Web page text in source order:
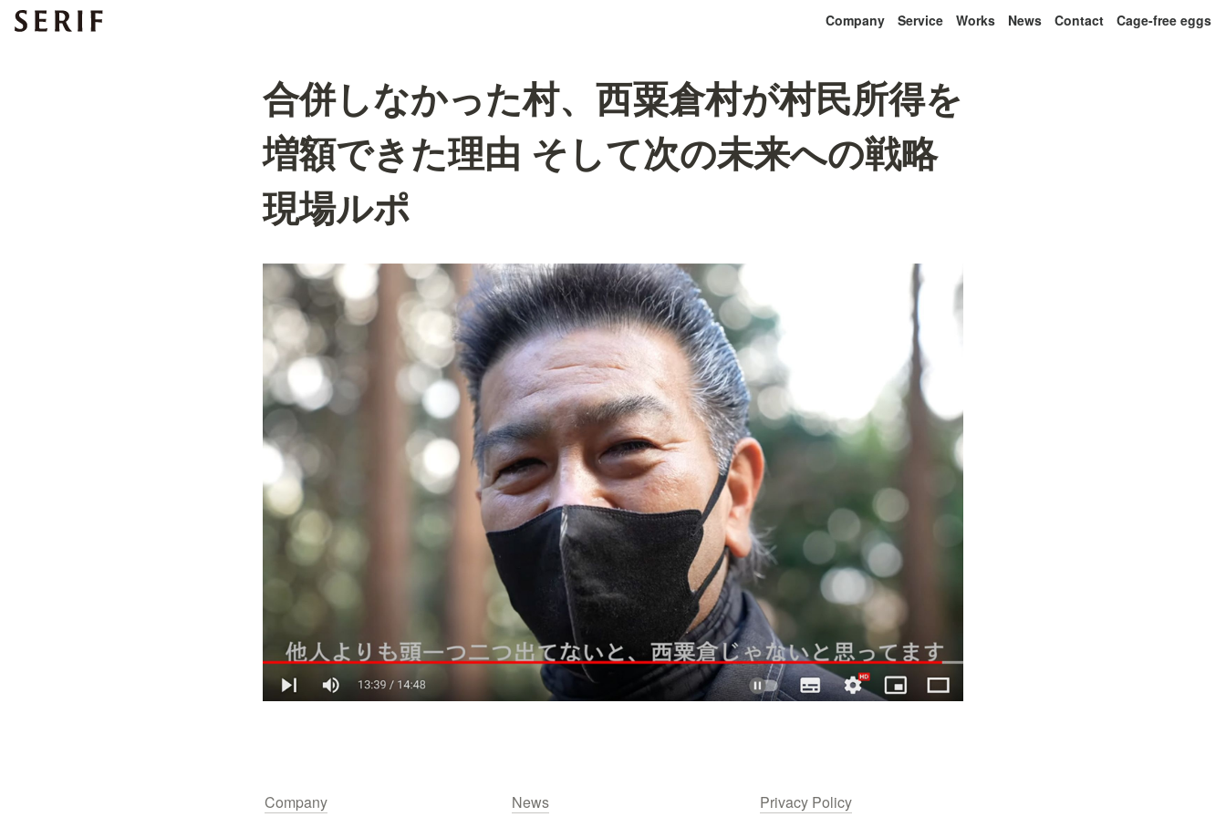
Company Service Works News Contact Cage-free eggs
合併しなかった村、西粟倉村が村民所得を
増額できた理由 そして次の未来への戦略
現場ルポ
Company News Privacy Policy